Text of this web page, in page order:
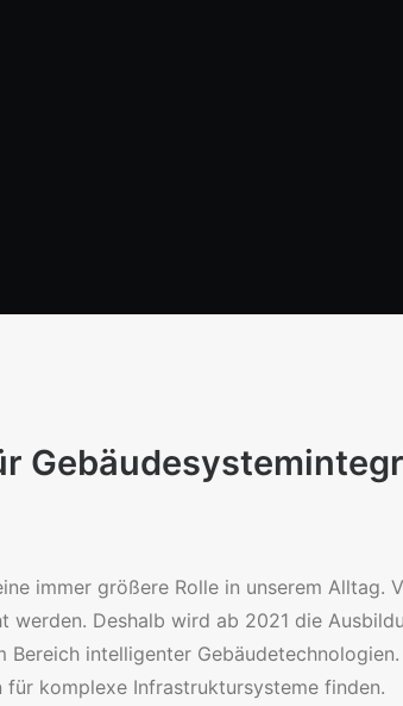
immer größere Rolle in unserem Alltag.
Deshalb wird ab 2021 die
intelligenter
komplexe Infrastruktursysteme finden.